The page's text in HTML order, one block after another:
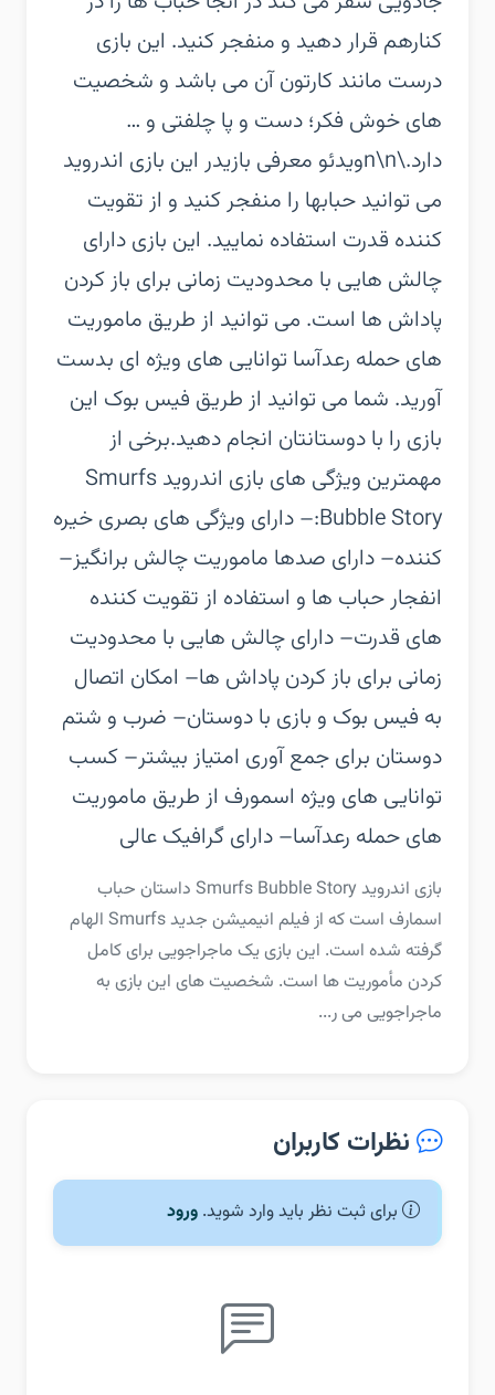
کنارهم قرار دهید و منفجر کنید. این بازی
درست مانند کارتون آن می باشد و شخصیت
های خوش فکر؛ دست و پا چلفتی و …
دارد.\n\nویدئو معرفی بازی‏در این بازی اندروید
می توانید حبابها را منفجر کنید و از تقویت
کننده قدرت استفاده نمایید. این بازی دارای
چالش هایی با محدودیت زمانی برای باز کردن
پاداش ها است. می توانید از طریق ماموریت
های حمله رعدآسا توانایی های ویژه ای بدست
آورید. شما می توانید از طریق فیس بوک این
بازی را با دوستانتان انجام دهید.‏برخی از
مهمترین ویژگی های بازی اندروید Smurfs
Bubble Story:‏– دارای ویژگی های بصری خیره
کننده‏– دارای صدها ماموریت چالش برانگیز‏–
انفجار حباب ها و استفاده از تقویت کننده
های قدرت‏– دارای چالش هایی با محدودیت
زمانی برای باز کردن پاداش ها‏– امکان اتصال
به فیس بوک و بازی با دوستان‏– ضرب و شتم
دوستان برای جمع آوری امتیاز بیشتر‏– کسب
توانایی های ویژه اسمورف از طریق ماموریت
های حمله رعدآسا‏– دارای گرافیک عالی
‏‏بازی اندروید Smurfs Bubble Story داستان حباب
اسمارف است که از فیلم انیمیشن جدید Smurfs الهام
گرفته شده است. این بازی یک ماجراجویی برای کامل
کردن مأموریت ها است. شخصیت های این بازی به
ماجراجویی می ر...
نظرات کاربران
برای ثبت نظر باید وارد شوید. ورود